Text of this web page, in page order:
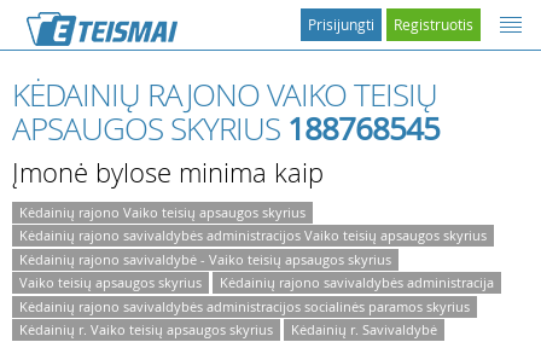
Registruotis
Prisijungti
KĖDAINIŲ RAJONO VAIKO TEISIŲ
APSAUGOS SKYRIUS 188768545
Įmonė bylose minima kaip
Kėdainių rajono Vaiko teisių apsaugos skyrius
Kėdainių rajono savivaldybės administracijos Vaiko teisių apsaugos skyrius
Kėdainių rajono savivaldybė - Vaiko teisių apsaugos skyrius
Vaiko teisių apsaugos skyrius
Kėdainių rajono savivaldybės administracija
Kėdainių rajono savivaldybės administracijos socialinės paramos skyrius
Kėdainių r. Vaiko teisių apsaugos skyrius
Kėdainių r. Savivaldybė